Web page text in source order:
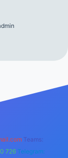
Teams:
726 Telegram: